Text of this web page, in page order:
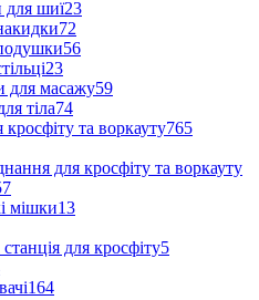
шиї23
72
56
23
для масажу59
тіла74
та воркауту765
для кросфіту та воркауту
мішки13
для кросфіту5
164